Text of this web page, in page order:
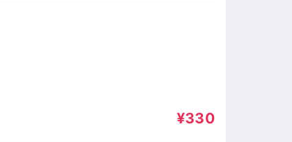
¥330